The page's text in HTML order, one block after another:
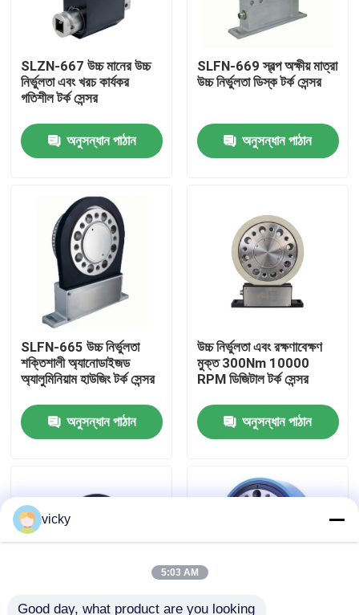
আমাদের সম্বন্ধে
কারখানা ভ্রমণ
গুণগত মান নিয়ন্ত্রণ
যোগাযোগ করুন
মামলা
হাই স্পিড ডায়নামিটার
SLZN-667 উচ্চ মানের উচ্চ
নির্ভুলতা এবং খরচ কার্যকর
গতিশীল টর্ক সেন্সর
অনুসন্ধান পাঠান
SLFN-669 স্বল্প অক্ষীয় মাত্রা
উচ্চ নির্ভুলতা ডিস্ক টর্ক সেন্সর
অনুসন্ধান পাঠান
SLFN-665 উচ্চ নির্ভুলতা
শক্তিশালী অ্যানোডাইজড
অ্যালুমিনিয়াম হাউজিং টর্ক সেন্সর
অনুসন্ধান পাঠান
উচ্চ নির্ভুলতা এবং রক্ষণাবেক্ষণ
মুক্ত 300Nm 10000
RPM ডিজিটাল টর্ক সেন্সর
অনুসন্ধান পাঠান
vicky
5:03 AM
Good day, what product are you looking